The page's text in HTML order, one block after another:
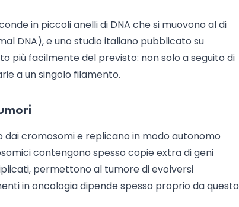
in piccoli anelli di DNA che si muovono al di
DNA), e uno studio italiano pubblicato su
più facilmente del previsto: non solo a seguito di
a un singolo filamento.
dai cromosomi e replicano in modo autonomo
contengono spesso copie extra di geni
permettono al tumore di evolversi
in oncologia dipende spesso proprio da questo